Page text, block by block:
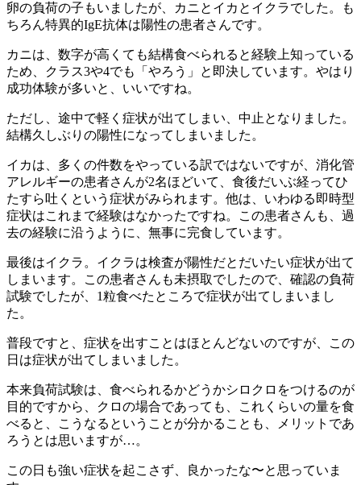
卵の負荷の子もいましたが、カニとイカとイクラでした。も
ちろん特異的IgE抗体は陽性の患者さんです。
カニは、数字が高くても結構食べられると経験上知っている
ため、クラス3や4でも「やろう」と即決しています。やはり
成功体験が多いと、いいですね。
ただし、途中で軽く症状が出てしまい、中止となりました。
結構久しぶりの陽性になってしまいました。
イカは、多くの件数をやっている訳ではないですが、消化管
アレルギーの患者さんが2名ほどいて、食後だいぶ経ってひ
たすら吐くという症状がみられます。他は、いわゆる即時型
症状はこれまで経験はなかったですね。この患者さんも、過
去の経験に沿うように、無事に完食しています。
最後はイクラ。イクラは検査が陽性だとだいたい症状が出て
しまいます。この患者さんも未摂取でしたので、確認の負荷
試験でしたが、1粒食べたところで症状が出てしまいまし
た。
普段ですと、症状を出すことはほとんどないのですが、この
日は症状が出てしまいました。
本来負荷試験は、食べられるかどうかシロクロをつけるのが
目的ですから、クロの場合であっても、これくらいの量を食
べると、こうなるということが分かることも、メリットであ
ろうとは思いますが…。
この日も強い症状を起こさず、良かったな〜と思っていま